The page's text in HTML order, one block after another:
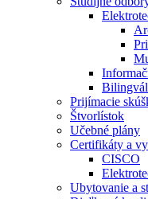
Prijímacie
Štvorlístok
Učebné plány
Certifikáty a
CISCO
Ubytovanie a